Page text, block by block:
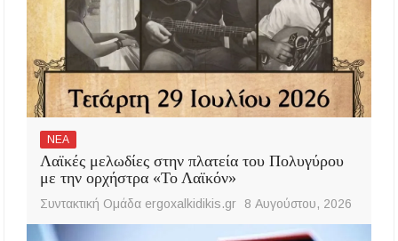
ΝΕΑ
Λαϊκές μελωδίες στην πλατεία του Πολυγύρου
με την ορχήστρα «Το Λαϊκόν»
Συντακτική Ομάδα ergoxalkidikis.gr 8 Αυγούστου, 2026